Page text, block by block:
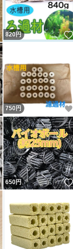
いいね！
820 円
いいね！
750 円
いいね！
650円